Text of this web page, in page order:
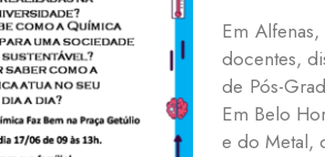
Em
docentes,
de Pós-
Em Belo
e do Metal,